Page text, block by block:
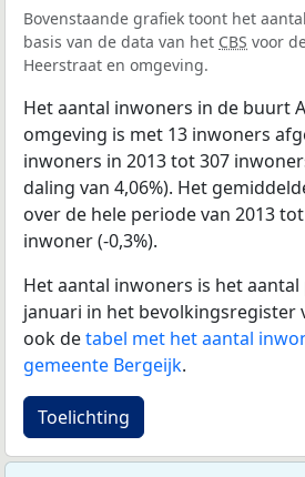
Bovenstaande grafiek toont het
basis van de data van het CBS voor
Heerstraat en omgeving.
Het aantal inwoners in de buurt
omgeving is met 13 inwoners
inwoners in 2013 tot 307
daling van 4,06%). Het
over de hele periode van 2013
inwoner (-0,3%).
Het aantal inwoners is het aantal
januari in het bevolkingsregister
ook detabel met het aantal
gemeente Bergeijk.
Toelichting